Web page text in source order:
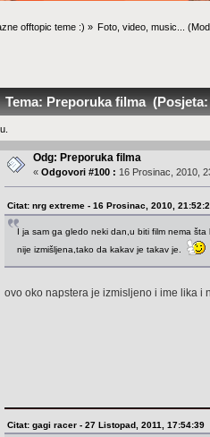
offtopic teme :) » Foto, video, music...
Tema: Preporuka filma (Posjeta:
Odg: Preporuka filma
«Odgovori #100 : 16 Prosinac, 2010,
Citat: nrg extreme - 16 Prosinac, 2010,
I ja sam ga gledo neki dan,u biti film nema
nije izmišljena,tako da kakav je takav je.
ovo oko napstera je izmisljeno i ime lika i
Citat: gagi racer - 27 Listopad, 2011, 17:54:39